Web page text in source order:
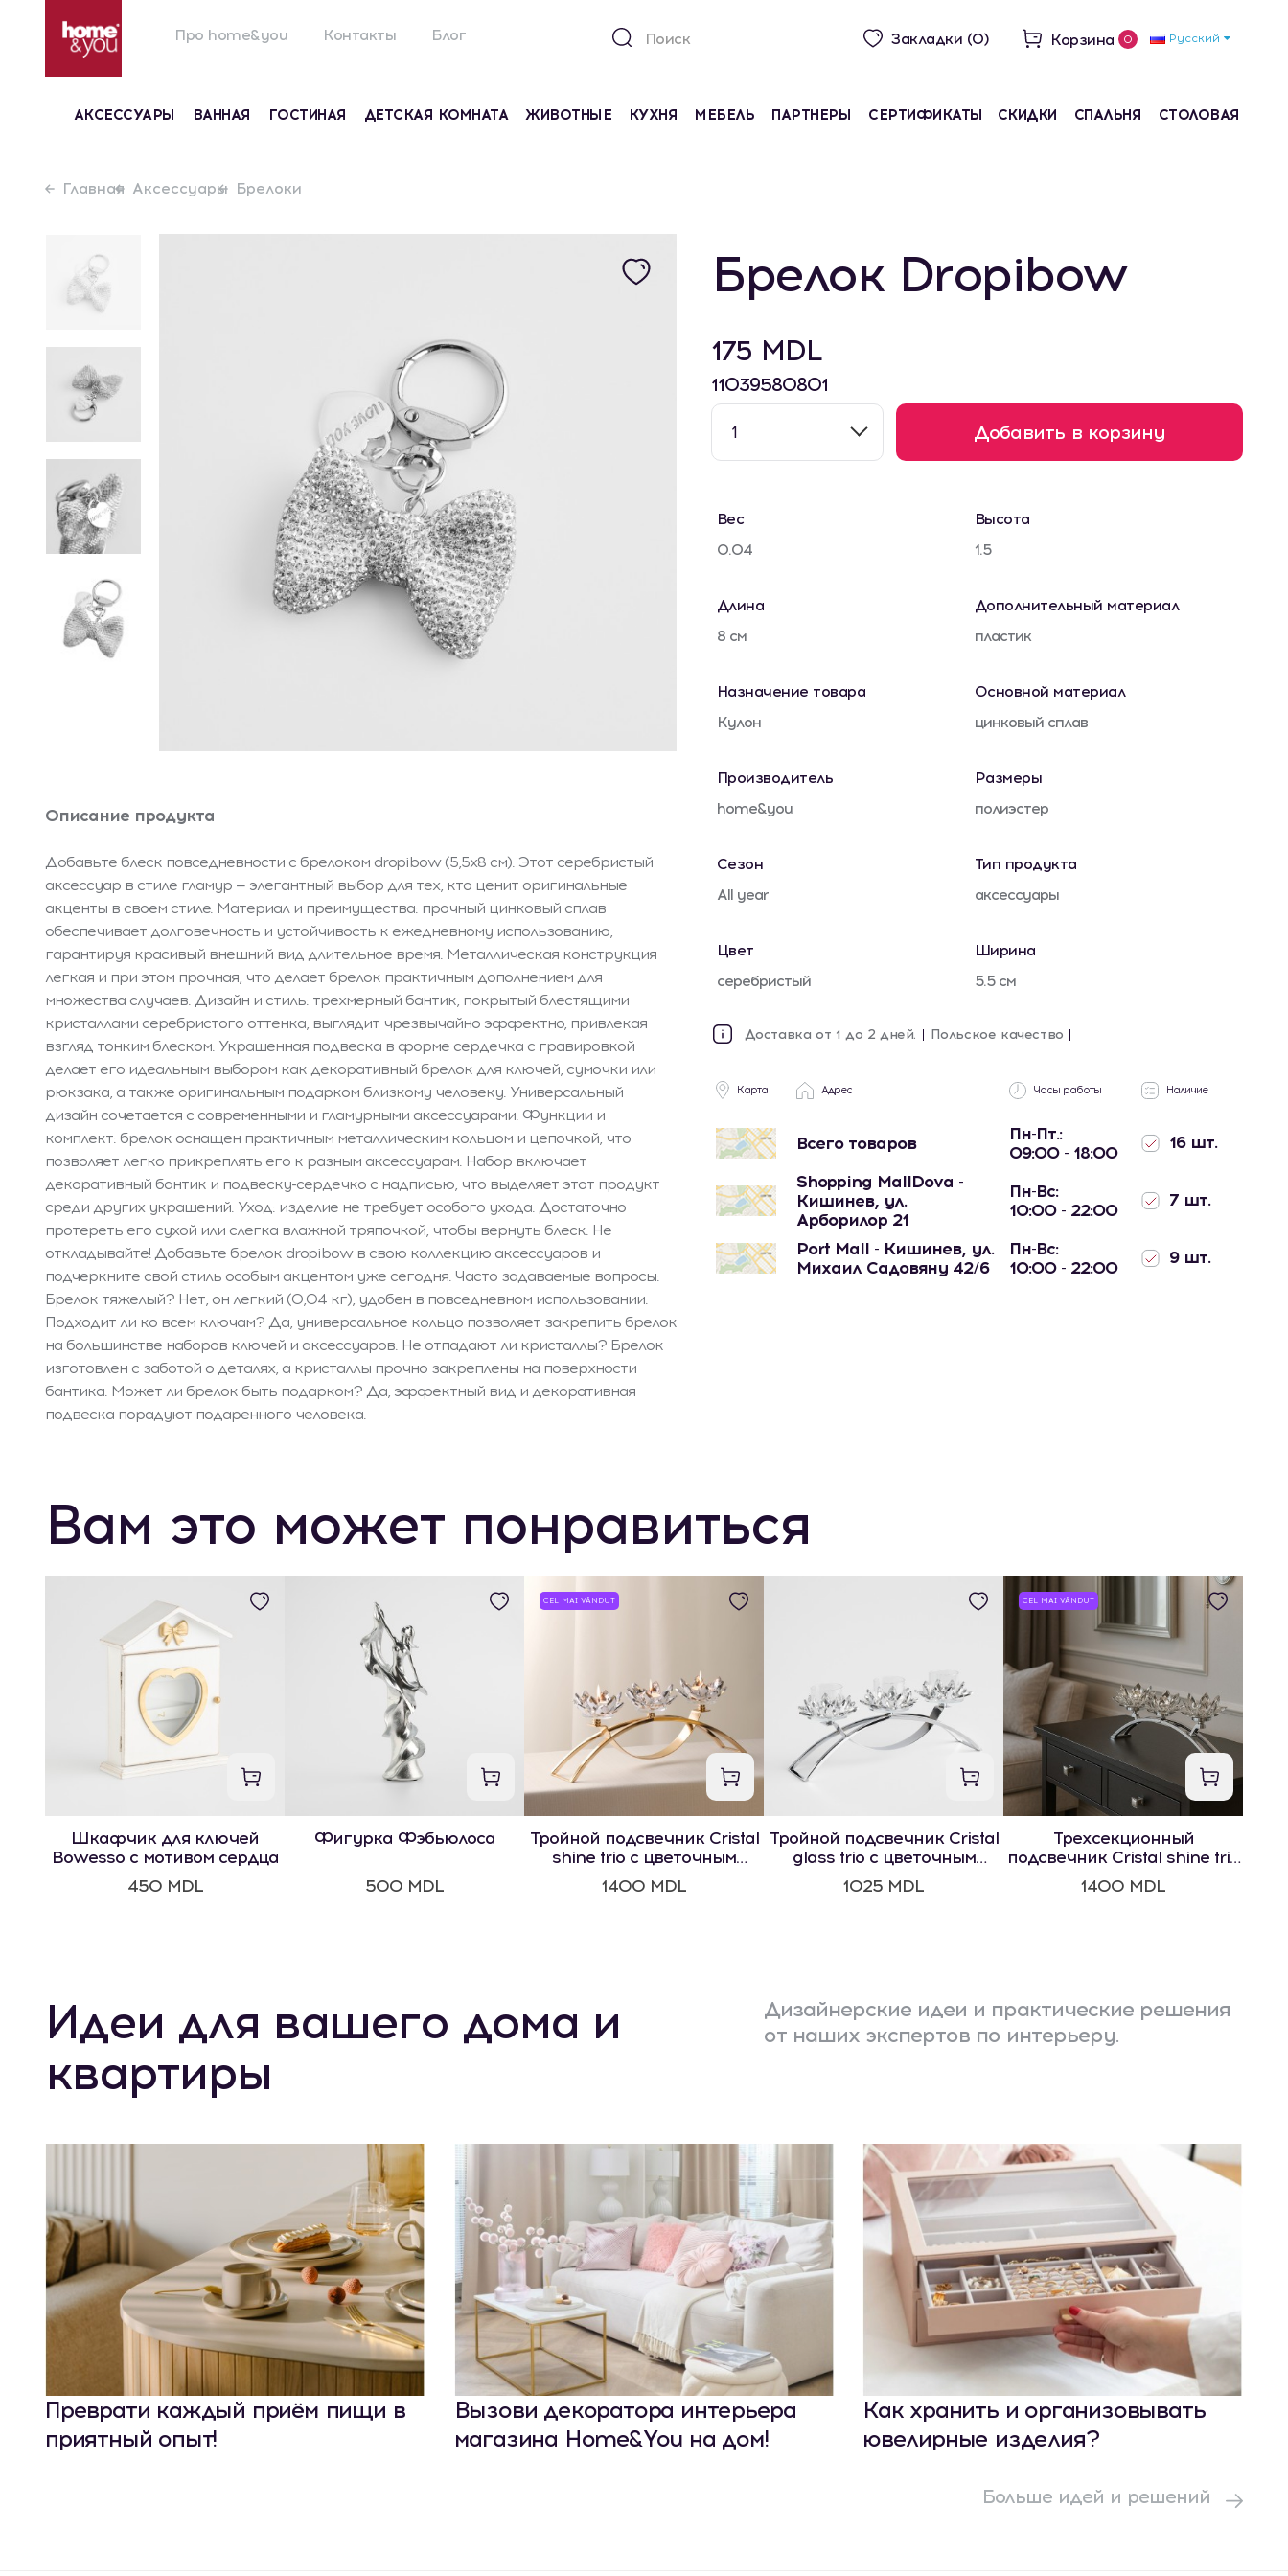
Про home&you Контакты Блог Закладки (0) Корзина 0 Русский
АКСЕССУАРЫ ВАННАЯ ГОСТИНАЯ ДЕТСКАЯ КОМНАТА ЖИВОТНЫЕ КУХНЯ МЕБЕЛЬ ПАРТНЕРЫ СЕРТИФИКАТЫ СКИДКИ СПАЛЬНЯ СТОЛОВАЯ
Главная Аксессуары Брелоки
Описание продукта
Добавьте блеск повседневности с брелоком dropibow (5,5x8 см). Этот серебристый
аксессуар в стиле гламур — элегантный выбор для тех, кто ценит оригинальные
акценты в своем стиле. Материал и преимущества: прочный цинковый сплав
обеспечивает долговечность и устойчивость к ежедневному использованию,
гарантируя красивый внешний вид длительное время. Металлическая конструкция
легкая и при этом прочная, что делает брелок практичным дополнением для
множества случаев. Дизайн и стиль: трехмерный бантик, покрытый блестящими
кристаллами серебристого оттенка, выглядит чрезвычайно эффектно, привлекая
взгляд тонким блеском. Украшенная подвеска в форме сердечка с гравировкой
делает его идеальным выбором как декоративный брелок для ключей, сумочки или
рюкзака, а также оригинальным подарком близкому человеку. Универсальный
дизайн сочетается с современными и гламурными аксессуарами. Функции и
комплект: брелок оснащен практичным металлическим кольцом и цепочкой, что
позволяет легко прикреплять его к разным аксессуарам. Набор включает
декоративный бантик и подвеску-сердечко с надписью, что выделяет этот продукт
среди других украшений. Уход: изделие не требует особого ухода. Достаточно
протереть его сухой или слегка влажной тряпочкой, чтобы вернуть блеск. Не
откладывайте! Добавьте брелок dropibow в свою коллекцию аксессуаров и
подчеркните свой стиль особым акцентом уже сегодня. Часто задаваемые вопросы:
Брелок тяжелый? Нет, он легкий (0,04 кг), удобен в повседневном использовании.
Подходит ли ко всем ключам? Да, универсальное кольцо позволяет закрепить брелок
на большинстве наборов ключей и аксессуаров. Не отпадают ли кристаллы? Брелок
изготовлен с заботой о деталях, а кристаллы прочно закреплены на поверхности
бантика. Может ли брелок быть подарком? Да, эффектный вид и декоративная
подвеска порадуют подаренного человека.
Брелок Dropibow
175 MDL
11039580801
1 Добавить в корзину
Вес
0.04
Высота
1.5
Длина
8 см
Дополнительный материал
пластик
Назначение товара
Кулон
Основной материал
цинковый сплав
Производитель
home&you
Размеры
полиэстер
Сезон
All year
Тип продукта
аксессуары
Цвет
серебристый
Ширина
5.5 см
Доставка от 1 до 2 дней. Польское качество
Карта Адрес Часы работы Наличие
Всего товаров
Пн-Пт.:
09:00 - 18:00
16 шт.
Shopping MallDova -
Кишинев, ул.
Арборилор 21
Пн-Вс:
10:00 - 22:00
7 шт.
Port Mall - Кишинев, ул.
Михаил Садовяну 42/6
Пн-Вс:
10:00 - 22:00
9 шт.
Вам это может понравиться
Шкафчик для ключей
Bowesso с мотивом сердца
450 MDL
Фигурка Фэбьюлоса
500 MDL
CEL MAI VÂNDUT
Тройной подсвечник Cristal
shine trio с цветочным
мотивом
1400 MDL
Тройной подсвечник Cristal
glass trio с цветочным
мотивом
1025 MDL
CEL MAI VÂNDUT
Трехсекционный
подсвечник Cristal shine trio
с цветочным мотивом
1400 MDL
Идеи для вашего дома и
квартиры
Дизайнерские идеи и практические решения
от наших экспертов по интерьеру.
Преврати каждый приём пищи в
приятный опыт!
Вызови декоратора интерьера
магазина Home&You на дом!
Как хранить и организовывать
ювелирные изделия?
Больше идей и решений